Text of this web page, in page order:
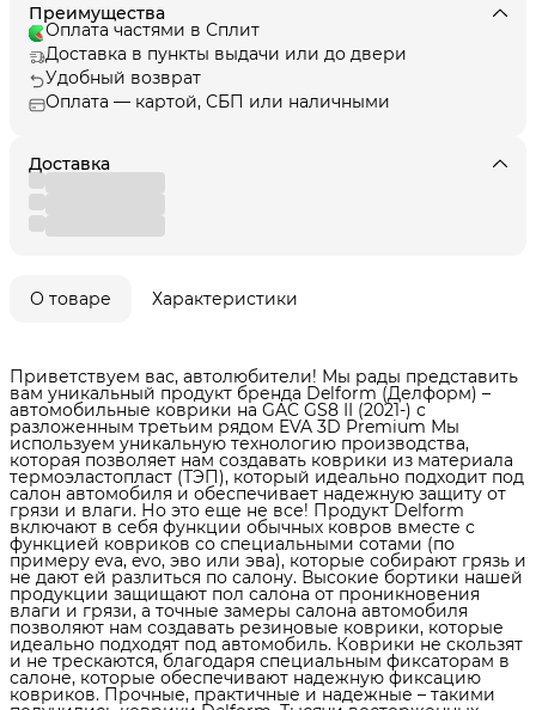
Преимущества
Оплата частями в Сплит
Доставка в пункты выдачи или до двери
Удобный возврат
Оплата — картой, СБП или наличными
Доставка
О товаре Характеристики
Приветствуем вас, автолюбители! Мы рады представить
вам уникальный продукт бренда Delform (Делформ) –
автомобильные коврики на GAC GS8 II (2021-) с
разложенным третьим рядом EVA 3D Premium Мы
используем уникальную технологию производства,
которая позволяет нам создавать коврики из материала
термоэластопласт (ТЭП), который идеально подходит под
салон автомобиля и обеспечивает надежную защиту от
грязи и влаги. Но это еще не все! Продукт Delform
включают в себя функции обычных ковров вместе с
функцией ковриков со специальными сотами (по
примеру eva, evo, эво или эва), которые собирают грязь и
не дают ей разлиться по салону. Высокие бортики нашей
продукции защищают пол салона от проникновения
влаги и грязи, а точные замеры салона автомобиля
позволяют нам создавать резиновые коврики, которые
идеально подходят под автомобиль. Коврики не скользят
и не трескаются, благодаря специальным фиксаторам в
салоне, которые обеспечивают надежную фиксацию
ковриков. Прочные, практичные и надежные – такими